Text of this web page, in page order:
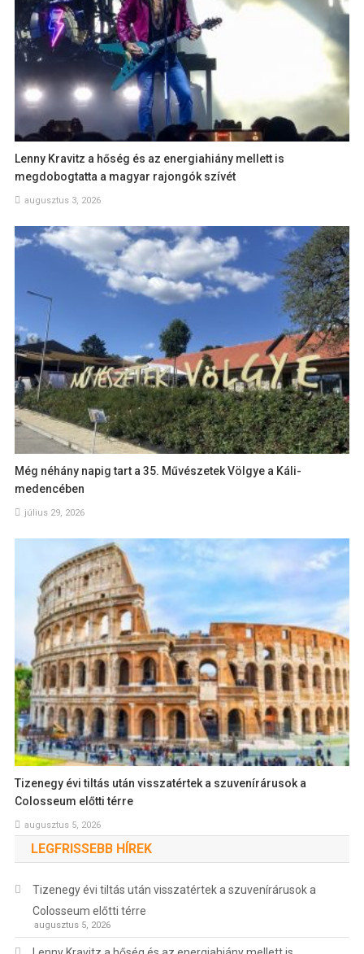
Lenny Kravitz a hőség és az energiahiány mellett is
megdobogtatta a magyar rajongók szívét
augusztus 3, 2026
Még néhány napig tart a 35. Művészetek Völgye a Káli-
medencében
július 29, 2026
Tizenegy évi tiltás után visszatértek a szuvenírárusok a
Colosseum előtti térre
augusztus 5, 2026
LEGFRISSEBB HÍREK
Tizenegy évi tiltás után visszatértek a szuvenírárusok a
Colosseum előtti térre
augusztus 5, 2026